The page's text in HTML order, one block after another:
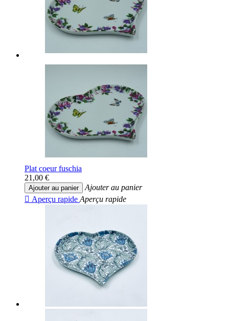
Plat coeur fuschia
21,00 €
Ajouter au panier
Ajouter au panier
 Aperçu rapide Aperçu rapide